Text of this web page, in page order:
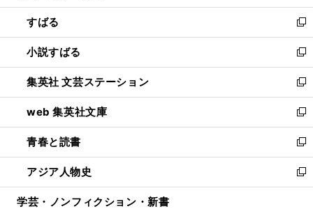
開
く
ウ
で
開
く
ン
ド
ウ
で
開
く
すばる
新
し
い
ウ
ィ
ン
ド
ウ
で
開
く
小説すばる
新
し
い
ウ
ィ
ン
ド
ウ
で
開
集英社 文芸ステーション
新
し
い
ウ
ィ
ン
ド
ウ
web 集英社文庫
新
し
い
ウ
ィ
ン
青春と読書
新
し
い
ウ
アジア人物史
新
し
学芸・ノンフィクション・新書